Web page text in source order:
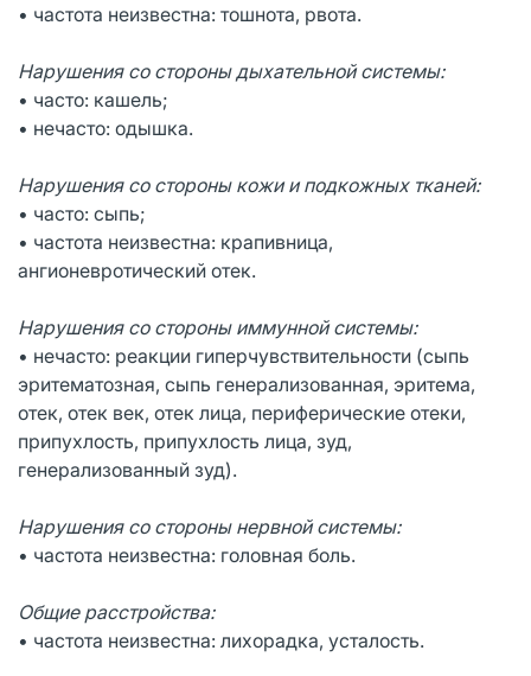
• частота неизвестна: тошнота, рвота.
Нарушения со стороны дыхательной системы:
• часто: кашель;
• нечасто: одышка.
Нарушения со стороны кожи и подкожных тканей:
• часто: сыпь;
• частота неизвестна: крапивница,
ангионевротический отек.
Нарушения со стороны иммунной системы:
• нечасто: реакции гиперчувствительности (сыпь
эритематозная, сыпь генерализованная, эритема,
отек, отек век, отек лица, периферические отеки,
припухлость, припухлость лица, зуд,
генерализованный зуд).
Нарушения со стороны нервной системы:
• частота неизвестна: головная боль.
Общие расстройства:
• частота неизвестна: лихорадка, усталость.